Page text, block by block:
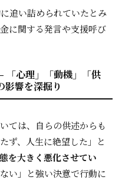
追い詰められていたとみ
に関する発言や支援呼び
「心理」「動機」「供
影響を深掘り
ては、自らの供述からも
ず、人生に絶望した」と
を大きく悪化させてい
い」と強い決意で行動に